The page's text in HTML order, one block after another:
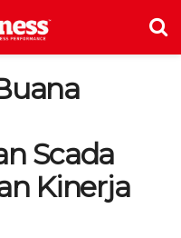
Scada
Kinerja